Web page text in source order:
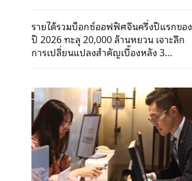
รายได้รวมบ็อกซ์ออฟฟิศจีนครึ่งปีแรกของ
ปี 2026 ทะลุ 20,000 ล้านหยวน เจาะลึก
การเปลี่ยนแปลงสำคัญเบื้องหลัง 3
ประการ